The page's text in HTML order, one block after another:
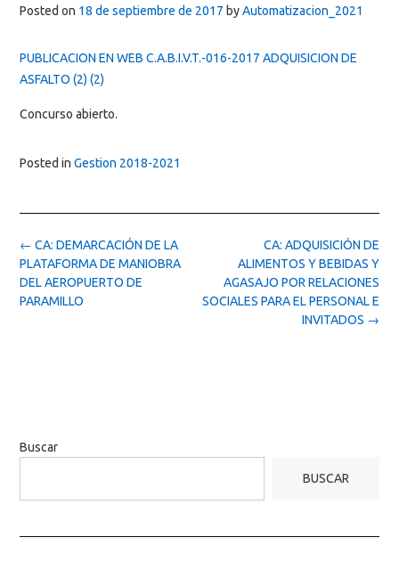
Posted on 18 de septiembre de 2017 byAutomatizacion_2021
PUBLICACION EN WEB C.A.B.I.V.T.-016-2017 ADQUISICION DE
ASFALTO (2) (2)
Concurso abierto.
Posted in Gestion 2018-2021
Post
navigation
CA: ADQUISICIÓN DE
ALIMENTOS Y BEBIDAS Y
AGASAJO POR RELACIONES
SOCIALES PARA EL PERSONAL E
INVITADOS →
← CA: DEMARCACIÓN DE LA
PLATAFORMA DE MANIOBRA
DEL AEROPUERTO DE
PARAMILLO
Buscar
BUSCAR